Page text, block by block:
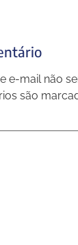
e-mail não
são